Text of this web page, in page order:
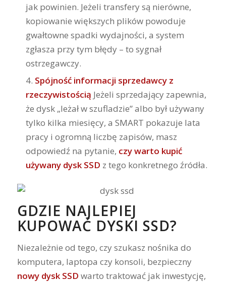
jak powinien. Jeżeli transfery są nierówne,
kopiowanie większych plików powoduje
gwałtowne spadki wydajności, a system
zgłasza przy tym błędy – to sygnał
ostrzegawczy.
Spójność informacji sprzedawcy z
rzeczywistością Jeżeli sprzedający zapewnia,
że dysk „leżał w szufladzie” albo był używany
tylko kilka miesięcy, a SMART pokazuje lata
pracy i ogromną liczbę zapisów, masz
odpowiedź na pytanie, czy warto kupić
używany dysk SSD z tego konkretnego źródła.
GDZIE NAJLEPIEJ
KUPOWAĆ DYSKI SSD?
Niezależnie od tego, czy szukasz nośnika do
komputera, laptopa czy konsoli, bezpieczny
nowy dysk SSD warto traktować jak inwestycję,